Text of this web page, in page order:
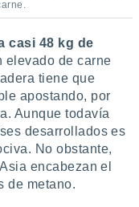
casi 48 kg de
elevado de carne
tiene que
apostando, por
Aunque todavía
desarrollados es
No obstante,
encabezan el
de metano.